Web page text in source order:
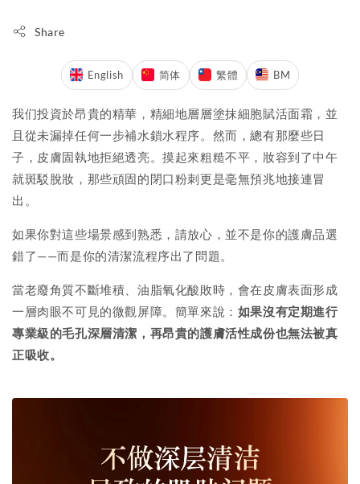
Share
English 简体 繁體 BM
我们投資於昂貴的精華，精細地層層塗抹細胞賦活面霜，並
且從未漏掉任何一步補水鎖水程序。然而，總有那麼些日
子，皮膚固執地拒絕透亮。摸起來粗糙不平，妝容到了中午
就斑駁脫妝，那些頑固的閉口粉刺更是毫無預兆地接連冒
出。
如果你對這些場景感到熟悉，請放心，並不是你的護膚品選
錯了——而是你的清潔流程序出了問題。
當老廢角質不斷堆積、油脂氧化酸敗時，會在皮膚表面形成
一層肉眼不可見的微觀屏障。簡單來說： 如果沒有定期進行
專業級的毛孔深層清潔，再昂貴的護膚活性成份也無法被真
正吸收。